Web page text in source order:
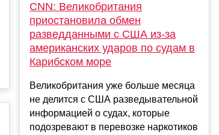
CNN: Великобритания
приостановила обмен
разведданными с США из-за
американских ударов по судам в
Карибском море
Великобритания уже больше месяца
не делится с США разведывательной
информацией о судах, которые
подозревают в перевозке наркотиков